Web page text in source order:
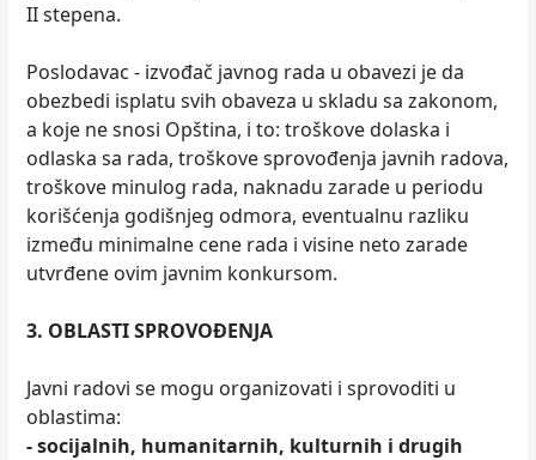
II stepena.
Poslodavac - izvođač javnog rada u obavezi je da
obezbedi isplatu svih obaveza u skladu sa zakonom,
a koje ne snosi Opština, i to: troškove dolaska i
odlaska sa rada, troškove sprovođenja javnih radova,
troškove minulog rada, naknadu zarade u periodu
korišćenja godišnjeg odmora, eventualnu razliku
između minimalne cene rada i visine neto zarade
utvrđene ovim javnim konkursom.
3. OBLASTI SPROVOĐENJA
Javni radovi se mogu organizovati i sprovoditi u
oblastima:
- socijalnih, humanitarnih, kulturnih i drugih